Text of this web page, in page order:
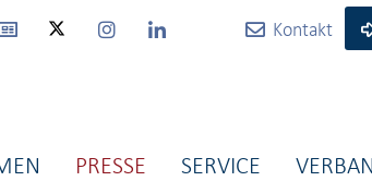
Kontakt
PRESSE SERVICE